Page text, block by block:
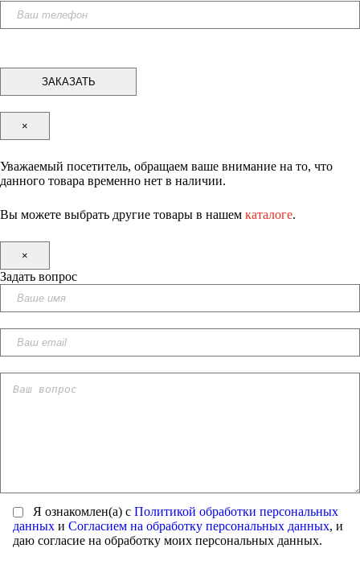
×
Уважаемый посетитель, обращаем ваше внимание на то, что
данного товара временно нет в наличии.
Вы можете выбрать другие товары в нашем каталоге.
×
Задать вопрос
Я ознакомлен(а) с Политикой обработки персональных
данных и Согласием на обработку персональных данных, и
даю согласие на обработку моих персональных данных.